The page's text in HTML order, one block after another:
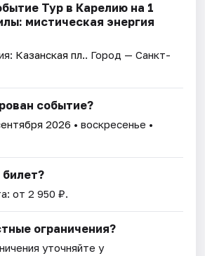
Тур в Карелию на 1
мистическая энергия
Казанская пл.. Город — Санкт-
событие?
2026 • воскресенье •
от 2 950 ₽.
ограничения?
уточняйте у